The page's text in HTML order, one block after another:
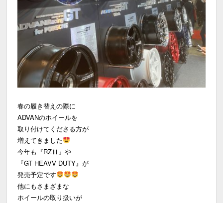
春の履き替えの際に
ADVANのホイールを
取り付けてくださる方が
増えてきました
今年も『RZⅢ』や
『GT HEAVV DUTY』が
発売予定です
他にもさまざまな
ホイールの取り扱いが